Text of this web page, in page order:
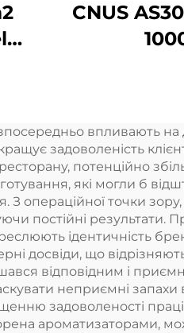
CNUS
для
впливають на
задоволеність
потенційно
які могли б
операційної точки
постійні результати.
ідентичність
досвіди, що відрізняють
відповідним і
неприємні запахи
задоволеності
ароматизаторами,